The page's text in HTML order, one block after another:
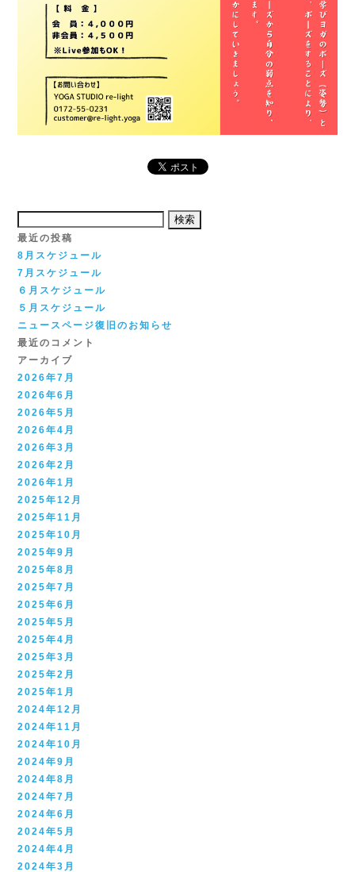
索:
最近の投稿
8月スケジュール
7月スケジュール
６月スケジュール
５月スケジュール
ニュースページ復旧のお知らせ
最近のコメント
アーカイブ
2026年7月
2026年6月
2026年5月
2026年4月
2026年3月
2026年2月
2026年1月
2025年12月
2025年11月
2025年10月
2025年9月
2025年8月
2025年7月
2025年6月
2025年5月
2025年4月
2025年3月
2025年2月
2025年1月
2024年12月
2024年11月
2024年10月
2024年9月
2024年8月
2024年7月
2024年6月
2024年5月
2024年4月
2024年3月